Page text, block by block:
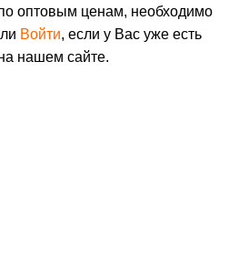
оптовым ценам, необходимо
Войти, если у Вас уже есть
нашем сайте.